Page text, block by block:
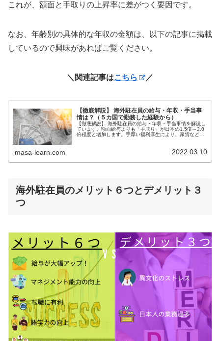
これが、額面と手取りの上昇率に差がつく要因です。
なお、年齢別の具体的な年収の金額は、以下の記事に掲載
しているので興味があればご覧ください。
＼関連記事はこちら ／
【徹底解説】 海外駐在員の給与・年収・手当事
情は？（５カ国で勤務した経験から）
【徹底解説】 海外駐在員の給与・年収・手当事情を解説し
ています。額面給与よりも「手取り」が日本の1.5倍～2.0
倍程度と増加します。手厚い福利厚生により、家賃などの
しても成長できることが一番のメリットです。
masa-learn.com 2022.03.10
海外駐在員のメリット６つとデメリット３
つ